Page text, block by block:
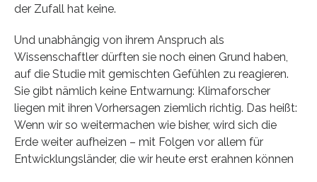
der Zufall hat keine.
Und unabhängig von ihrem Anspruch als
Wissenschaftler dürften sie noch einen Grund haben,
auf die Studie mit gemischten Gefühlen zu reagieren.
Sie gibt nämlich keine Entwarnung: Klimaforscher
liegen mit ihren Vorhersagen ziemlich richtig. Das heißt:
Wenn wir so weitermachen wie bisher, wird sich die
Erde weiter aufheizen – mit Folgen vor allem für
Entwicklungsländer, die wir heute erst erahnen können